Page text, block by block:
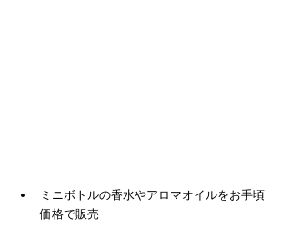
ミニボトルの香水やアロマオイルをお手頃
価格で販売